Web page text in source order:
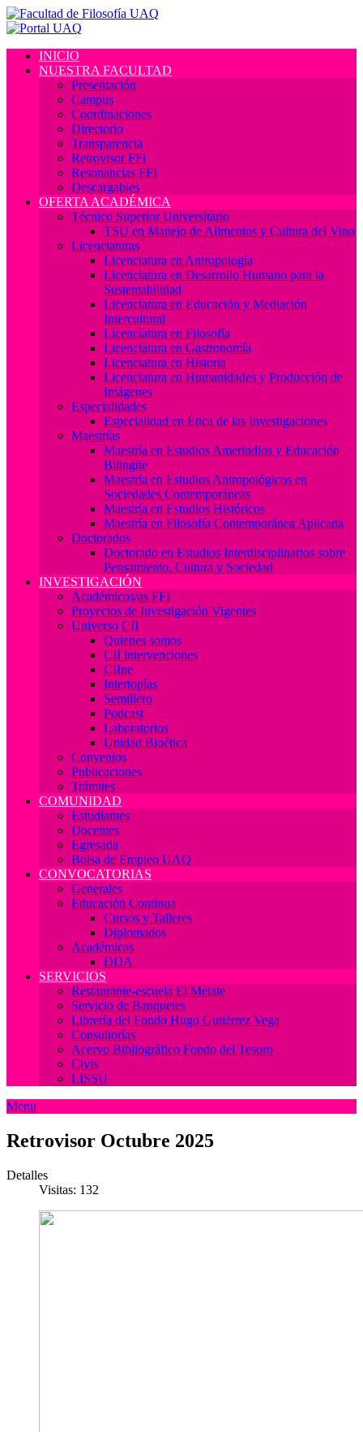
INICIO
NUESTRA FACULTAD
Presentación
Campus
Coordinaciones
Directorio
Transparencia
Retrovisor FFi
Resonancias FFI
Descargables
OFERTA ACADÉMICA
Técnico Superior Universitario
TSU en Manejo de Alimentos y Cultura del Vino
Licenciaturas
Licenciatura en Antropología
Licenciatura en Desarrollo Humano para la
Sustentabilidad
Licenciatura en Educación y Mediación
Intercultural
Licenciatura en Filosofía
Licenciatura en Gastronomía
Licenciatura en Historia
Licenciatura en Humanidades y Producción de
Imágenes
Especialidades
Especialidad en Ética de las Investigaciones
Maestrías
Maestría en Estudios Amerindios y Educación
Bilingüe
Maestría en Estudios Antropológicos en
Sociedades Contemporáneas
Maestría en Estudios Históricos
Maestría en Filosofía Contemporánea Aplicada
Doctorados
Doctorado en Estudios Interdisciplinarios sobre
Pensamiento, Cultura y Sociedad
INVESTIGACIÓN
Académicos/as FFI
Proyectos de Investigación Vigentes
Universo CII
Quienes somos
CII intervenciones
CIIne
Intertopías
Semillero
Podcast
Laboratorios
Unidad Bioética
Convenios
Publicaciones
Trámites
COMUNIDAD
Estudiantes
Docentes
Egresada
Bolsa de Empleo UAQ
CONVOCATORIAS
Generales
Educación Continua
Cursos y Talleres
Diplomados
Académicas
DDA
SERVICIOS
Restaurante-escuela El Metate
Servicio de Banquetes
Librería del Fondo Hugo Gutiérrez Vega
Consultorías
Acervo Bibliográfico Fondo del Tesoro
Civis
LISSU
Menu
Retrovisor Octubre 2025
Detalles
Visitas: 132